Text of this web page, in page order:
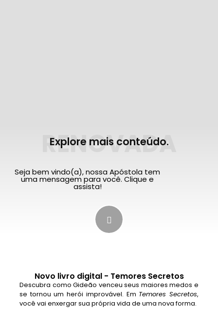
RENOVADA
Explore mais conteúdo.
Seja bem vindo(a), nossa Apóstola tem
uma mensagem para você. Clique e
assista!
Novo livro digital - Temores Secretos
Descubra como Gideão venceu seus maiores medos e
se tornou um herói improvável. Em Temores Secretos,
você vai enxergar sua própria vida de uma nova forma.